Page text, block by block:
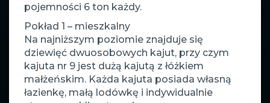
pojemności 6 ton każdy.
Pokład 1 – mieszkalny
Na najniższym poziomie znajduje się
dziewięć dwuosobowych kajut, przy czym
kajuta nr 9 jest dużą kajutą z łóżkiem
małżeńskim. Każda kajuta posiada własną
łazienkę, małą lodówkę i indywidualnie